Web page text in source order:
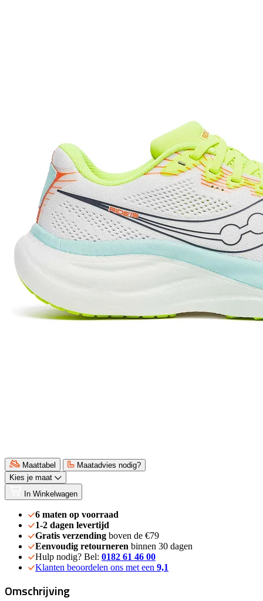
Maattabel
Maatadvies nodig?
Kies je maat
In Winkelwagen
6 maten op voorraad
1-2 dagen levertijd
Gratis verzending boven de €79
Eenvoudig retourneren binnen 30 dagen
Hulp nodig? Bel: 0182 61 46 00
Klanten beoordelen ons met een 9,1
Omschrijving